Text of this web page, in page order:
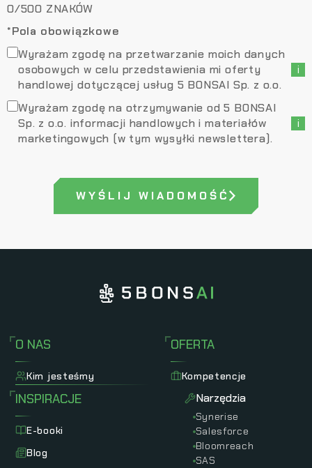
*Pola obowiązkowe
0/500 ZNAKÓW
Wyrażam zgodę na przetwarzanie moich danych
osobowych w celu przedstawienia mi oferty
handlowej dotyczącej usług 5 BONSAI Sp. z o.o.
i
Wyrażam zgodę na otrzymywanie od 5 BONSAI
Sp. z o.o. informacji handlowych i materiałów
marketingowych (w tym wysyłki newslettera).
i
WYŚLIJ WIADOMOŚĆ
O NAS
Kim jesteśmy
INSPIRACJE
E-booki
Blog
OFERTA
Kompetencje
Narzędzia
Synerise
Salesforce
Bloomreach
SAS